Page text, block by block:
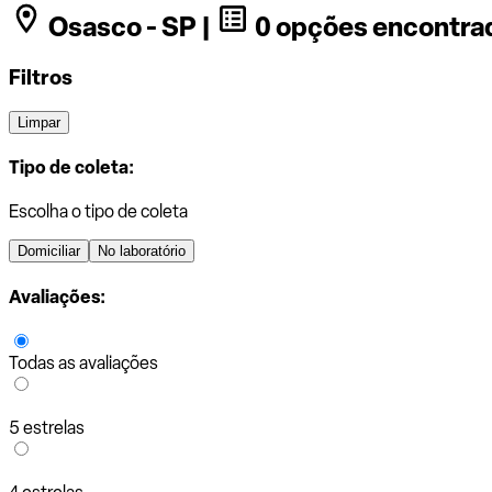
Osasco - SP | 0 opções
Filtros
Limpar
Tipo de coleta:
Escolha o tipo de coleta
Domiciliar No laboratório
Avaliações:
Todas as avaliações
5 estrelas